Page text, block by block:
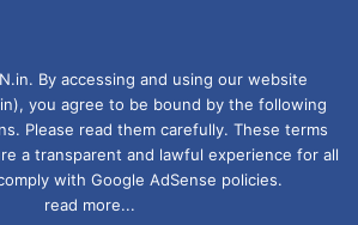
By accessing and using our website
you agree to be bound by the following
Please read them carefully. These terms
a transparent and lawful experience for all
with Google AdSense policies.
read more...